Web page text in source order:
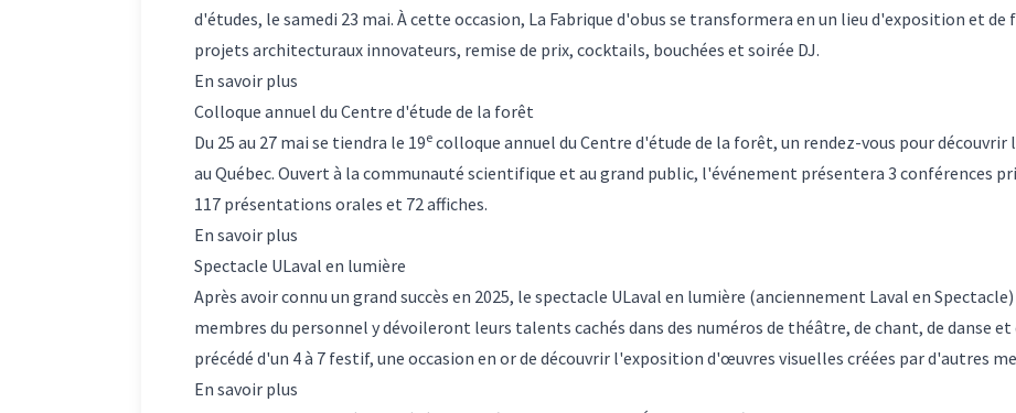
d'études, le samedi 23 mai. À cette occasion, La Fabrique d'obus se transformera en un lieu d'exposition et
projets architecturaux innovateurs, remise de prix, cocktails, bouchées et soirée DJ.
En savoir plus
Colloque annuel du Centre d'étude de la forêt
Du 25 au 27 mai se tiendra le 19e colloque annuel du Centre d'étude de la forêt, un rendez-vous pour découvrir
au Québec. Ouvert à la communauté scientifique et au grand public, l'événement présentera 3 conférences
117 présentations orales et 72 affiches.
En savoir plus
Spectacle ULaval en lumière
Après avoir connu un grand succès en 2025, le spectacle ULaval en lumière (anciennement Laval en
membres du personnel y dévoileront leurs talents cachés dans des numéros de théâtre, de chant, de danse et
précédé d'un 4 à 7 festif, une occasion en or de découvrir l'exposition d'œuvres visuelles créées par d'autres
En savoir plus